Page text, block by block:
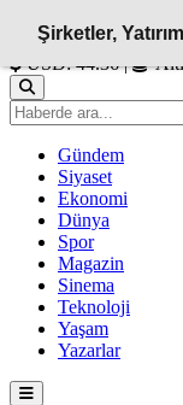
İstanbul 12°C
USD: 44.36 |
Gündem
Siyaset
Ekonomi
Dünya
Spor
Magazin
Sinema
Teknoloji
Yaşam
Yazarlar
Şirketler,